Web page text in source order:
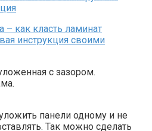
с зазором.
панели одному и не
Так можно сделать